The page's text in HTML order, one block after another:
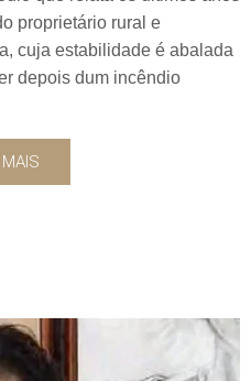
proprietário rural e
cuja estabilidade é abalada
depois dum incêndio